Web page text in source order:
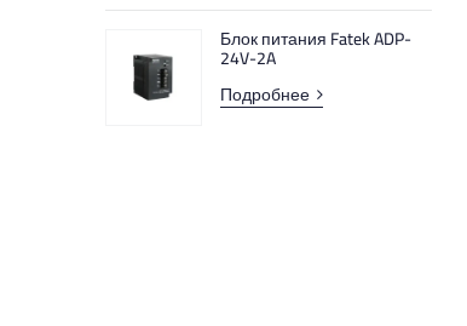
Устройства плавного пуска
ЭМС-фильтры
Блок питания Fatek ADP-
24V-2A
Подробнее